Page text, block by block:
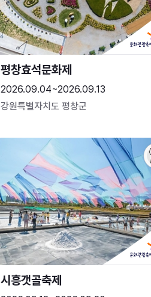
평창효석문화제
2026.09.04~2026.09.13
강원특별자치도 평창군
시흥갯골축제